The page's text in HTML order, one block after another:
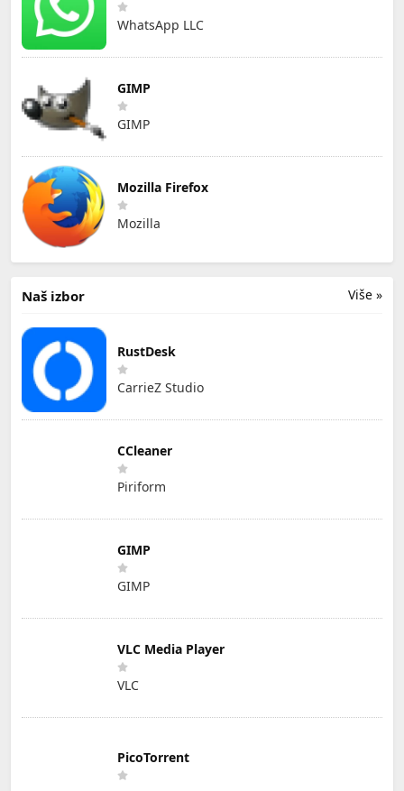
WhatsApp LLC
GIMP
GIMP
Mozilla Firefox
Mozilla
Više »
Naš izbor
RustDesk
CarrieZ Studio
CCleaner
Piriform
GIMP
GIMP
VLC Media Player
VLC
PicoTorrent